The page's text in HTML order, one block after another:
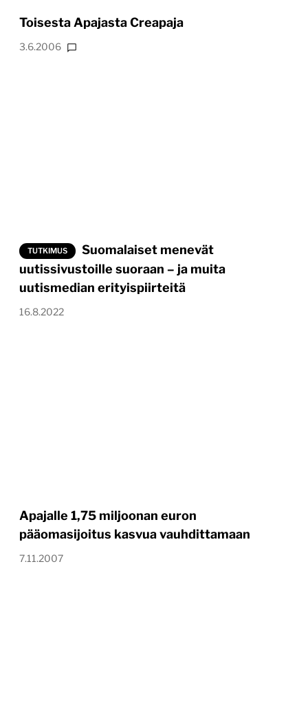
Toisesta Apajasta Creapaja
3.6.2006
TUTKIMUS
Suomalaiset menevät
uutissivustoille suoraan – ja muita
uutismedian erityispiirteitä
16.8.2022
Apajalle 1,75 miljoonan euron
pääomasijoitus kasvua vauhdittamaan
7.11.2007